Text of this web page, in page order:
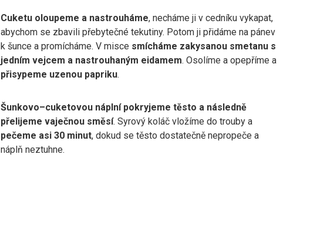
Cuketu oloupeme a nastrouháme, necháme ji v cedníku vykapat,
abychom se zbavili přebytečné tekutiny. Potom ji přidáme na pánev
k šunce a promícháme. V misce smícháme zakysanou smetanu s
jedním vejcem a nastrouhaným eidamem. Osolíme a opepříme a
přisypeme uzenou papriku.
Šunkovo–cuketovou náplní pokryjeme těsto a následně
přelijeme vaječnou směsí. Syrový koláč vložíme do trouby a
pečeme asi 30 minut, dokud se těsto dostatečně nepropeče a
náplň neztuhne.